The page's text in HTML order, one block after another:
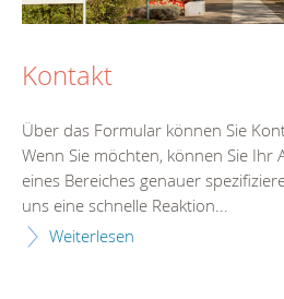
Kontakt
Über das Formular können Sie
Wenn Sie möchten, können Sie Ihr
eines Bereiches genauer
uns eine schnelle Reaktion...
Weiterlesen